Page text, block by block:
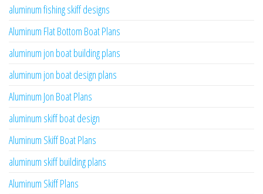
aluminum fishing skiff designs
Aluminum Flat Bottom Boat Plans
aluminum jon boat building plans
aluminum jon boat design plans
Aluminum Jon Boat Plans
aluminum skiff boat design
Aluminum Skiff Boat Plans
aluminum skiff building plans
Aluminum Skiff Plans